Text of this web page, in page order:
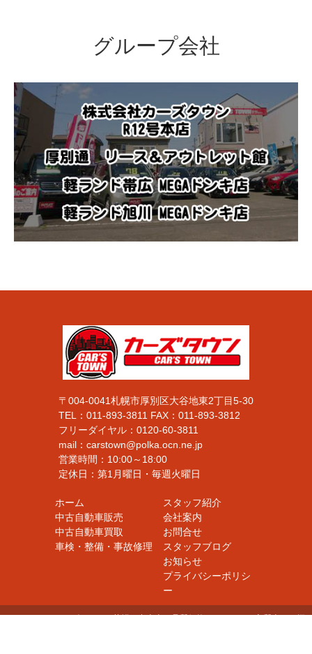
グループ会社
〒004-0041札幌市厚別区大谷地東2丁目5-30
TEL： 011-893-3811 FAX： 011-893-3812
フリーダイヤル： 0120-60-3811
mail：carstown@polka.ocn.ne.jp
営業時間：10:00～18:00
定休日：第1月曜日・毎週火曜日
ホーム
中古自動車販売
中古自動車買取
車検・整備・事故修理
スタッフ紹介
会社案内
お問合せ
スタッフブログ
お知らせ
プライバシーポリシ
ー